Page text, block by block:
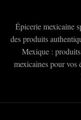
Épicerie mexicaine
des produits
Mexique :
mexicaines pour vos